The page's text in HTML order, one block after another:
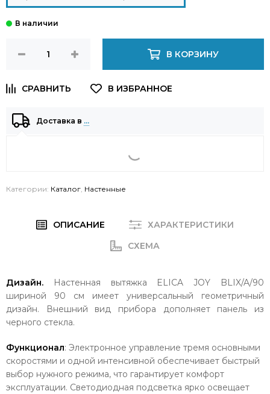
В КОРЗИНУ
Доставка в …
Категории: Каталог, Настенные
ОПИСАНИЕ
ХАРАКТЕРИСТИКИ
СХЕМА
Дизайн.
Настенная вытяжка ELICA JOY BLIX/A/90
шириной 90 см имеет универсальный геометричный
дизайн. Внешний вид прибора дополняет панель из
черного стекла.
Функционал: Электронное управление тремя основными
скоростями и одной интенсивной обеспечивает быстрый
выбор нужного режима, что гарантирует комфорт
эксплуатации. Светодиодная подсветка ярко освещает